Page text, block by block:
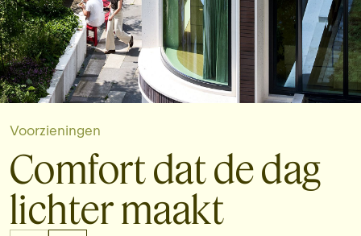
Voorzieningen
Comfort dat de dag
lichter maakt